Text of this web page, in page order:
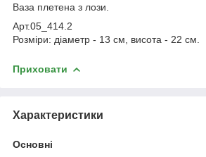
Ваза плетена з лози.
Арт.05_414.2
Розміри: діаметр - 13 см, висота - 22 см.
Приховати
Характеристики
Основні